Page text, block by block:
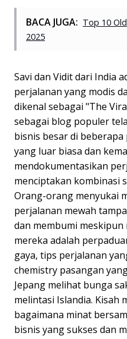
BACA JUGA: Top 10
2025
Savi dan Vidit dari India
perjalanan yang modis
dikenal sebagai "The
sebagai blog populer
bisnis besar di beberapa
yang luar biasa dan
mendokumentasikan
menciptakan kombinasi
Orang-orang menyukai
perjalanan mewah
dan membumi
mereka adalah
gaya, tips perjalanan
chemistry pasangan
Jepang melihat bunga
melintasi Islandia. Kisah
bagaimana minat
bisnis yang sukses dan